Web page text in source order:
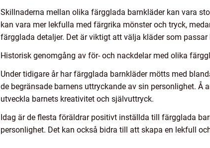
Skillnaderna mellan olika färgglada barnkläder kan vara
kan vara mer lekfulla med färgrika mönster och tryck,
färgglada detaljer. Det är viktigt att välja kläder som passar
Historisk genomgång av för- och nackdelar med olika
Under tidigare år har färgglada barnkläder mötts med
de begränsade barnens uttryckande av sin personlighet.
utveckla barnets kreativitet och självuttryck.
Idag är de flesta föräldrar positivt inställda till färgglada
personlighet. Det kan också bidra till att skapa en lekfull